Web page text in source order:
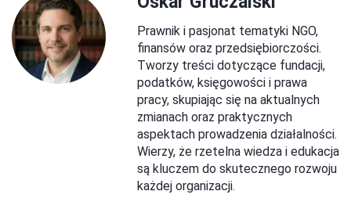
Prawnik i pasjonat tematyki NGO,
finansów oraz przedsiębiorczości.
Tworzy treści dotyczące fundacji,
podatków, księgowości i prawa
pracy, skupiając się na aktualnych
zmianach oraz praktycznych
aspektach prowadzenia działalności.
Wierzy, że rzetelna wiedza i edukacja
są kluczem do skutecznego rozwoju
każdej organizacji.